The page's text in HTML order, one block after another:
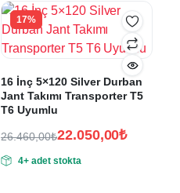
17%
16 İnç 5×120 Silver Durban
Jant Takımı Transporter T5
T6 Uyumlu
26.460,00₺
fiyat:
22.050,00₺
andaki
4+ adet stokta